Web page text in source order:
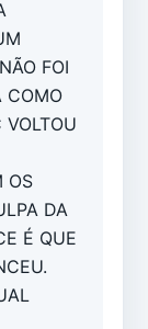
FOI
COMO
VOLTOU
OS
DA
É QUE